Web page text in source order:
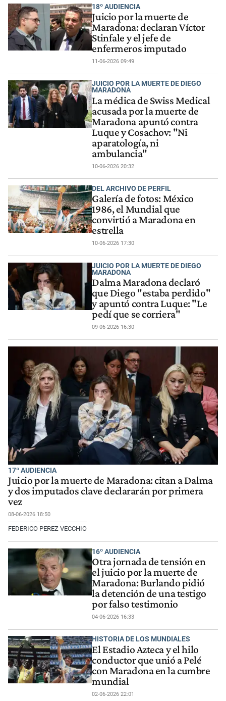
18º AUDIENCIA
Juicio por la muerte de
Maradona: declaran Víctor
Stinfale y el jefe de
enfermeros imputado
11-06-2026 09:49
JUICIO POR LA MUERTE DE DIEGO
MARADONA
La médica de Swiss Medical
acusada por la muerte de
Maradona apuntó contra
Luque y Cosachov: "Ni
aparatología, ni
ambulancia"
10-06-2026 20:32
DEL ARCHIVO DE PERFIL
Galería de fotos: México
1986, el Mundial que
convirtió a Maradona en
estrella
10-06-2026 17:30
JUICIO POR LA MUERTE DE DIEGO
MARADONA
Dalma Maradona declaró
que Diego "estaba perdido"
y apuntó contra Luque: "Le
pedí que se corriera"
09-06-2026 16:30
17º AUDIENCIA
Juicio por la muerte de Maradona: citan a Dalma
y dos imputados clave declararán por primera
vez
08-06-2026 18:50
FEDERICO PEREZ VECCHIO
16º AUDIENCIA
Otra jornada de tensión en
el juicio por la muerte de
Maradona: Burlando pidió
la detención de una testigo
por falso testimonio
04-06-2026 16:33
HISTORIA DE LOS MUNDIALES
El Estadio Azteca y el hilo
conductor que unió a Pelé
con Maradona en la cumbre
mundial
02-06-2026 22:01